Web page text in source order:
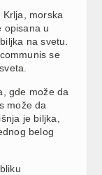
morska
opisana u
na svetu.
se
gde može da
može da
je biljka,
belog